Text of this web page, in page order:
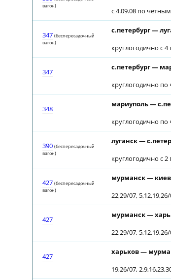
вагон)
с 4.09.08 по четным
347 (беспересадочный
вагон)
с.петербург —
круглогодично с
347
с.петербург —
круглогодично
348
мариуполь —
круглогодично
390 (беспересадочный
вагон)
луганск —
круглогодично с
427 (беспересадочный
вагон)
мурманск — киев
22,29/07,
427
мурманск —
22,29/07,
427
харьков —
19,26/07,